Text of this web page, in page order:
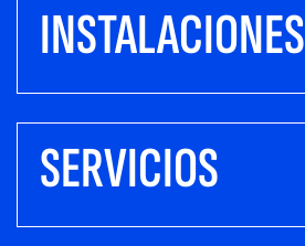
INSTALACIONES
SERVICIOS